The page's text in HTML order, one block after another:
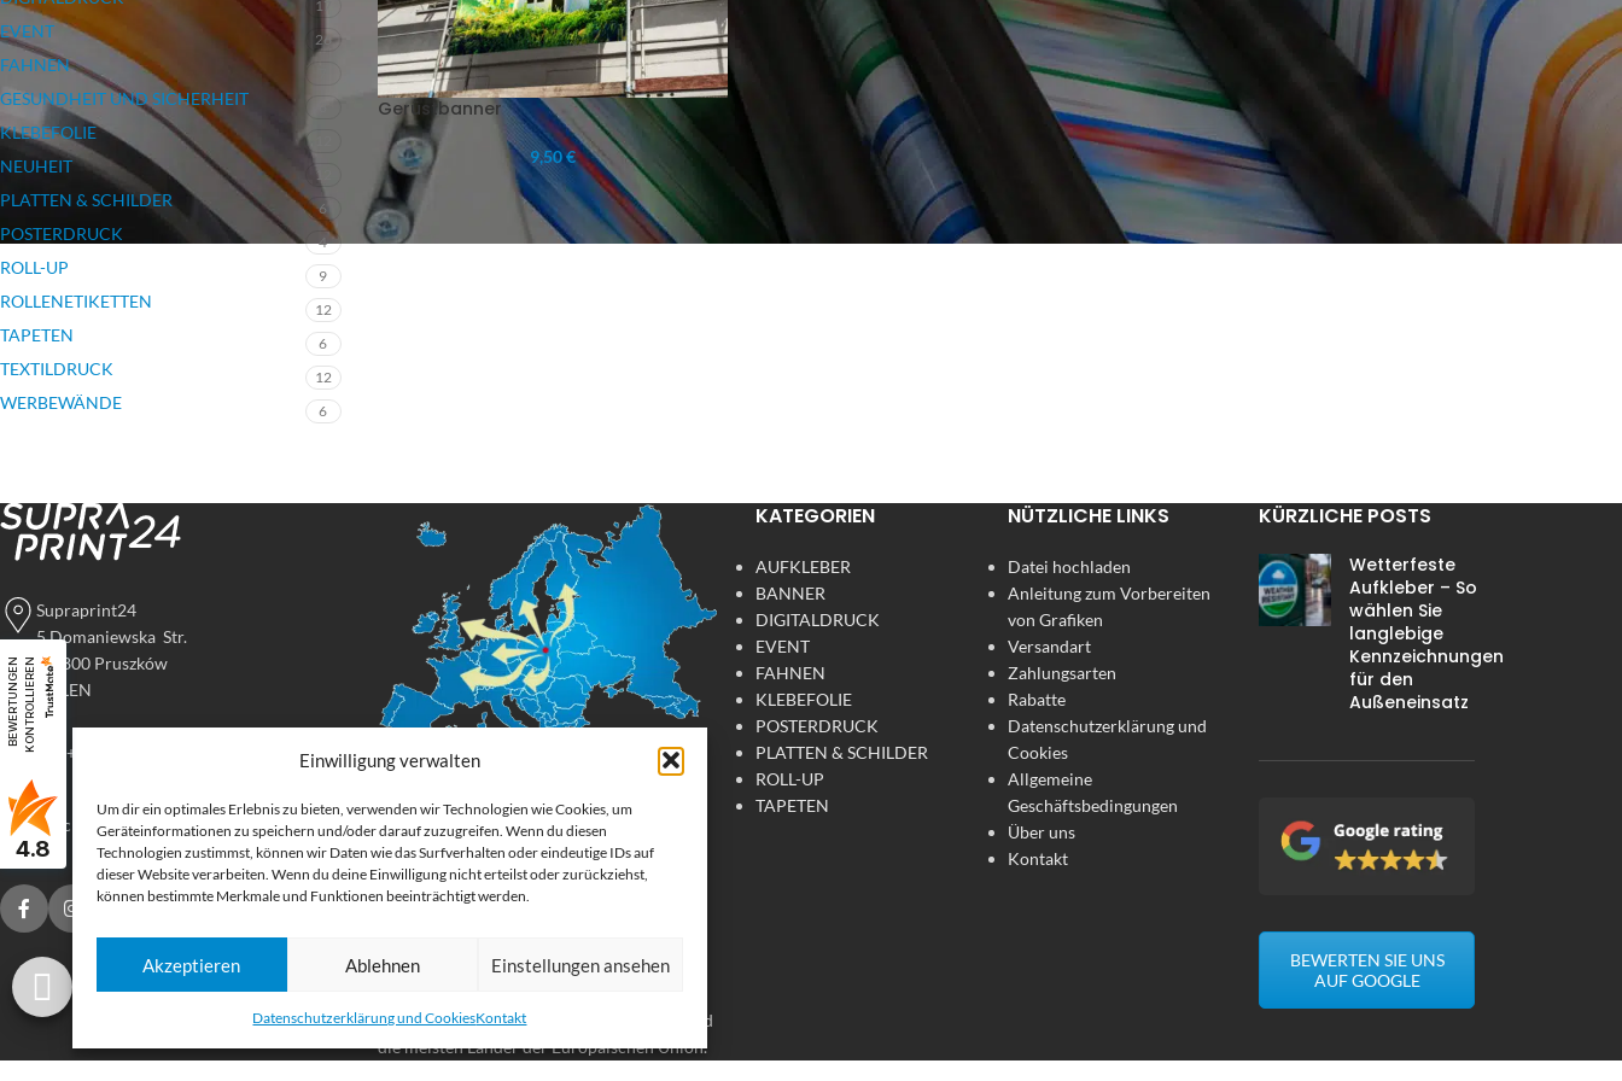
Einwilligung verwalten
Um dir ein optimales Erlebnis zu bieten, verwenden wir Technologien wie Cookies, um
Geräteinformationen zu speichern und/oder darauf zuzugreifen. Wenn du diesen
Technologien zustimmst, können wir Daten wie das Surfverhalten oder eindeutige IDs auf
dieser Website verarbeiten. Wenn du deine Einwilligung nicht erteilst oder zurückziehst,
können bestimmte Merkmale und Funktionen beeinträchtigt werden.
Akzeptieren Ablehnen Einstellungen ansehen
Datenschutzerklärung und CookiesKontakt
17
EVENT 26
FAHNEN
GESUNDHEIT UND SICHERHEIT
KLEBEFOLIE
NEUHEIT 12
PLATTEN & SCHILDER 6
POSTERDRUCK 4
ROLL-UP 9
ROLLENETIKETTEN 12
TAPETEN 6
TEXTILDRUCK 12
WERBEWÄNDE 6
Gerüstbanner
9,50 €
Supraprint24
5 Domaniewska Str.
05-800 Pruszków
POLEN
Tel: +48 517 395 069
druck@supraprint24.de
Digital
Großformatdruck
Stoffe, Folien, Fahnen, Strandfahnen, Poster,
Druckprodukte Deutschland, Österreich und
die meisten Länder der Europäischen Union.
KATEGORIEN
AUFKLEBER
BANNER
DIGITALDRUCK
EVENT
FAHNEN
KLEBEFOLIE
POSTERDRUCK
PLATTEN & SCHILDER
ROLL-UP
TAPETEN
NÜTZLICHE LINKS
Datei hochladen
Anleitung zum Vorbereiten
von Grafiken
Versandart
Zahlungsarten
Rabatte
Datenschutzerklärung und
Cookies
Allgemeine
Geschäftsbedingungen
Über uns
Kontakt
KÜRZLICHE POSTS
Wetterfeste
Aufkleber – So
wählen Sie
langlebige
Kennzeichnungen
für den
Außeneinsatz
BEWERTEN SIE UNS
AUF GOOGLE
B
E
W
E
R
T
U
N
G
E
N
K
O
N
T
R
O
L
L
I
E
R
EN
4.8